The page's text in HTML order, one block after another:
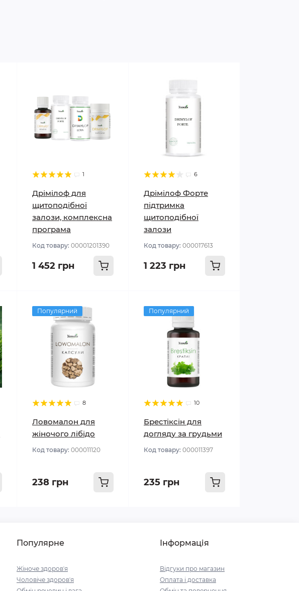
1
Дрімілоф для
щитоподібної
залози, комплексна
програма
Код товару: 00001201390
1 452 грн
6
Дрімілоф Форте
підтримка
щитоподібної
залози
Код товару: 000017613
1 223 грн
Популярний
8
Ловомалон для
жіночого лібідо
Код товару: 000011120
238 грн
Популярний
10
Брестіксін для
догляду за грудьми
Код товару: 000011397
235 грн
Популярне
Жіноче здоровʼя
Чоловіче здоровʼя
Інформація
Відгуки про магазин
Оплата і доставка